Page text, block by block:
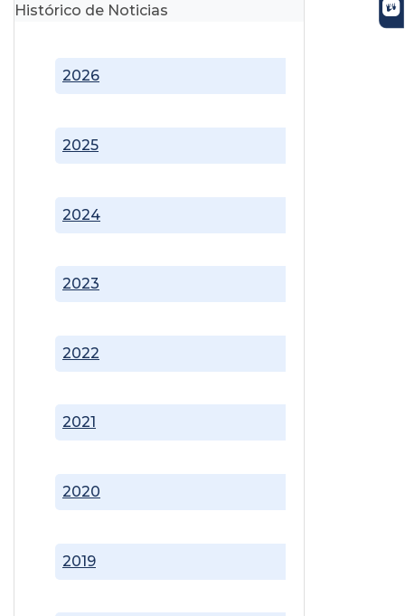
Histórico de Noticias
2019
2020
2021
2022
2023
2024
2025
2026